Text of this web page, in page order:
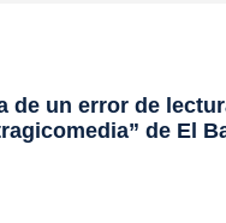
de un error de
de El